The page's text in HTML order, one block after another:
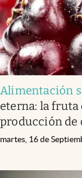
Alimentación
eterna: la fruta
producción de
martes, 16 de